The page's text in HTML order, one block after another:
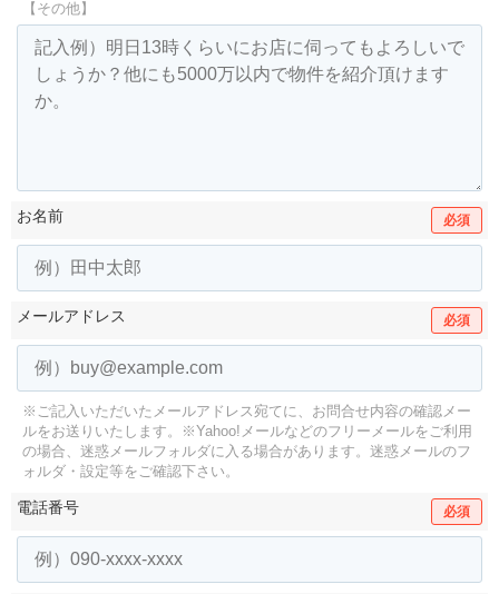
【その他】
お名前 必須
メールアドレス 必須
※ご記入いただいたメールアドレス宛てに、お問合せ内容の確認メー
ルをお送りいたします。
※Yahoo!メールなどのフリーメールをご利用
の場合、迷惑メールフォルダに入る場合があります。 迷惑メールのフ
ォルダ・設定等をご確認下さい。
電話番号 必須